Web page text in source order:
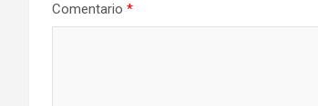
Comentario *